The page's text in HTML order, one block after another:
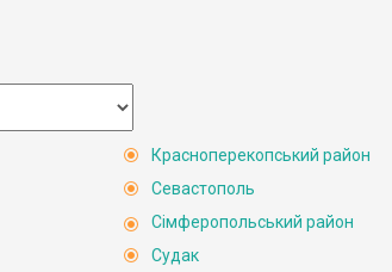
Красноперекопський район
Севастополь
Сімферопольський район
Судак